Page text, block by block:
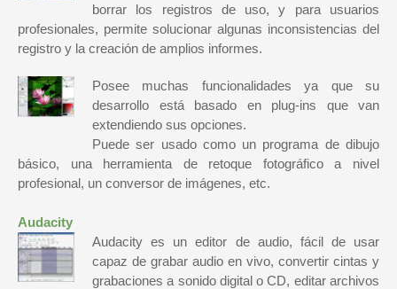
borrar los registros de uso, y para usuarios
profesionales, permite solucionar algunas inconsistencias del
registro y la creación de amplios informes.
Posee muchas funcionalidades ya que su
desarrollo está basado en plug-ins que van
extendiendo sus opciones.
Puede ser usado como un programa de dibujo
básico, una herramienta de retoque fotográfico a nivel
profesional, un conversor de imágenes, etc.
Audacity
Audacity es un editor de audio, fácil de usar
capaz de grabar audio en vivo, convertir cintas y
grabaciones a sonido digital o CD, editar archivos